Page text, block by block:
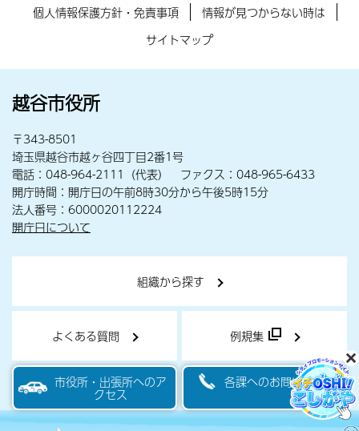
個人情報保護方針・免責事項
情報が見つからない時は
サイトマップ
越谷市役所
〒343-8501
埼玉県越谷市越ヶ谷四丁目2番1号
電話：048-964-2111（代表） ファクス：048-965-6433
開庁時間：開庁日の午前8時30分から午後5時15分
法人番号：6000020112224
開庁日について
組織から探す
よくある質問 例規集
市役所・出張所へのア
クセス
各課へのお問い合わせ